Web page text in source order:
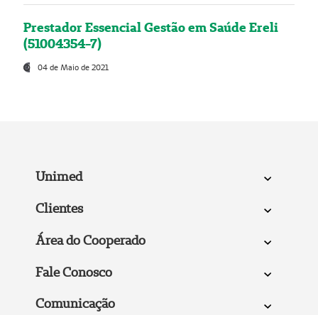
Prestador Essencial Gestão em Saúde Ereli
(51004354-7)
04 de Maio de 2021
Unimed
Clientes
Área do Cooperado
Fale Conosco
Comunicação